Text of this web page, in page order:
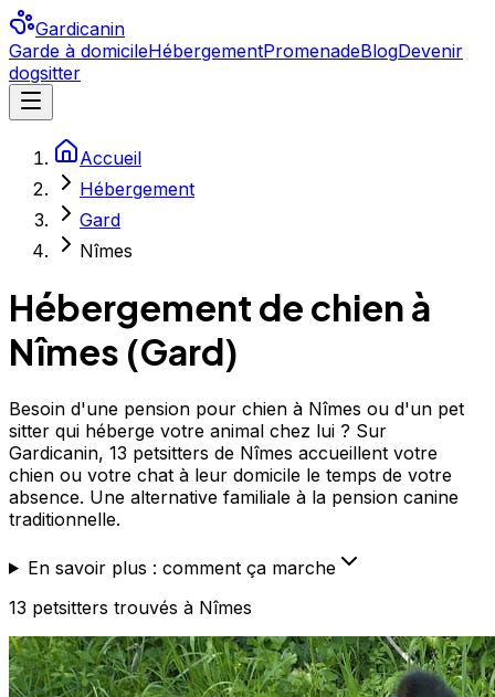
Gardicanin
Garde à domicileHébergementPromenadeBlogDevenir
dogsitter
Accueil
Hébergement
Gard
Nîmes
Hébergement de chien à
Nîmes (Gard)
Besoin d'une pension pour chien à Nîmes ou d'un pet
sitter qui héberge votre animal chez lui ? Sur
Gardicanin, 13 petsitters de Nîmes accueillent votre
chien ou votre chat à leur domicile le temps de votre
absence. Une alternative familiale à la pension canine
traditionnelle.
En savoir plus : comment ça marche
13 petsitters trouvés à Nîmes